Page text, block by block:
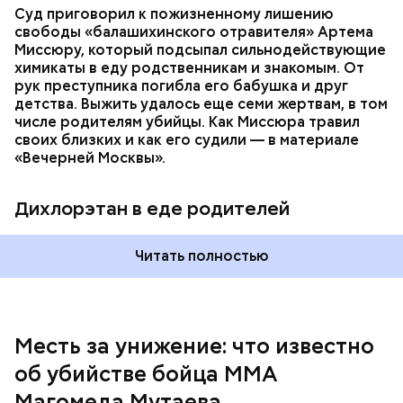
Суд приговорил к пожизненному лишению
свободы «балашихинского отравителя» Артема
Миссюру, который подсыпал сильнодействующие
химикаты в еду родственникам и знакомым. От
рук преступника погибла его бабушка и друг
детства. Выжить удалось еще семи жертвам, в том
числе родителям убийцы. Как Миссюра травил
своих близких и как его судили — в материале
«Вечерней Москвы».
Дихлорэтан в еде родителей
Читать полностью
Месть за унижение: что известно
об убийстве бойца ММА
— Личность подозреваемого установлена,
полицией принимаются меры к задержанию, —
Республике Дагестан.